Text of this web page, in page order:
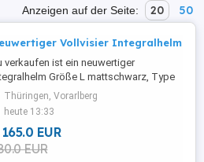
Anzeigen auf der Seite: 20 50
Vollvisier Integralhelm
verkaufen ist ein neuwertiger
Größe L mattschwarz, Type
X G100R Purist war max 3 Std gesamt
Jahren 2 im Einsatz, absolut
mit Schutzsack Neupreis war
inkl. Mwst
Thüringen, Vorarlberg
heute 13:33
165.0 EUR
EUR